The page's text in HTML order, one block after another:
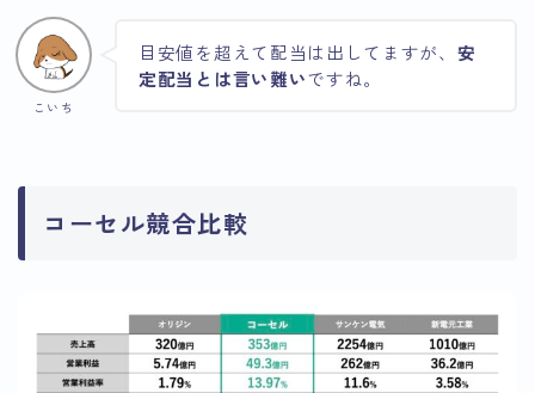
こいち
目安値を超えて配当は出してますが、 安
定配当とは言い難いですね。
コーセル競合比較